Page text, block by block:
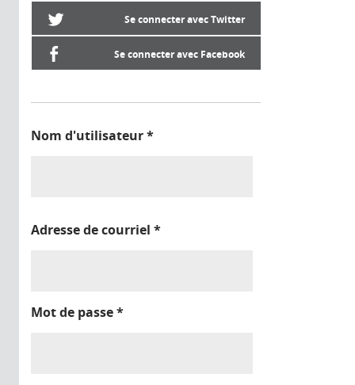
Se connecter avec Twitter
Se connecter avec Facebook
Nom d'utilisateur*
Adresse de courriel *
Mot de passe*